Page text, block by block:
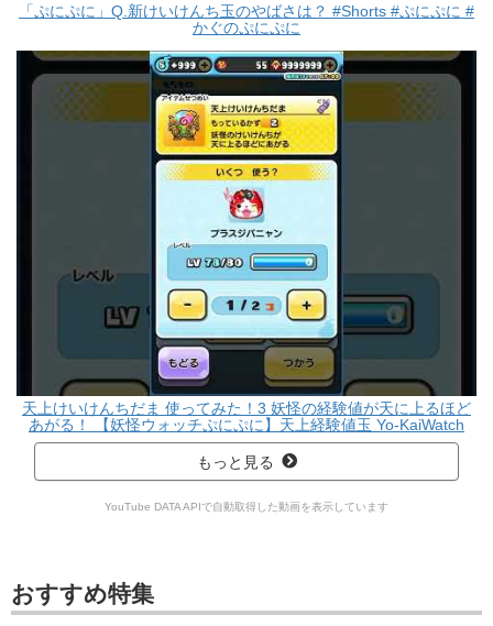
「ぷにぷに」Q.新けいけんち玉のやばさは？ #Shorts #ぷにぷに #
かぐのぷにぷに
天上けいけんちだま 使ってみた！3 妖怪の経験値が天に上るほど
あがる！ 【妖怪ウォッチぷにぷに】天上経験値玉 Yo-KaiWatch
もっと見る
YouTube DATA APIで自動取得した動画を表示しています
おすすめ特集